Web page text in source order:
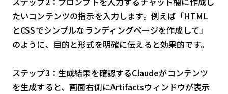
たいコンテンツの指示を入力します。例えば「HTML
とCSSでシンプルなランディングページを作成して」
のように、目的と形式を明確に伝えると効果的です。
ステップ3：生成結果を確認するClaudeがコンテンツ
を生成すると、画面右側にArtifactsウィンドウが表示